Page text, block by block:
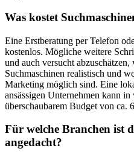
Was kostet
Eine Erstberatung per Telefon
kostenlos. Mögliche weitere
und auch versucht
Suchmaschinen realistisch und
Marketing möglich sind. Eine
ansässigen Unternehmen kann
überschaubarem Budget von ca.
Für welche Branchen ist
angedacht?